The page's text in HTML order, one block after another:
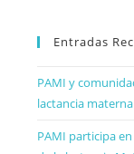
Entradas
PAMI y
lactancia
PAMI participa